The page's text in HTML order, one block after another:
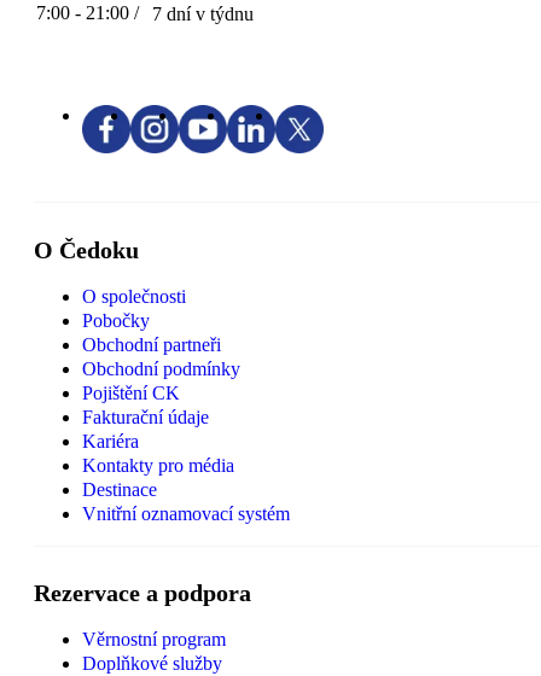
7:00 - 21:00 / 7 dní v týdnu
O Čedoku
O společnosti
Pobočky
Obchodní partneři
Obchodní podmínky
Pojištění CK
Fakturační údaje
Kariéra
Kontakty pro média
Destinace
Vnitřní oznamovací systém
Rezervace a podpora
Věrnostní program
Doplňkové služby